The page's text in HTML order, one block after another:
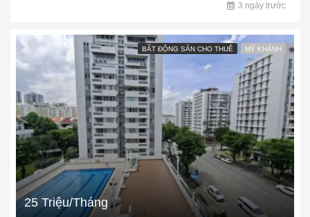
3 ngày trước
BẤT ĐỘNG SẢN CHO THUÊ MỸ KHÁNH
25 Triệu/Tháng